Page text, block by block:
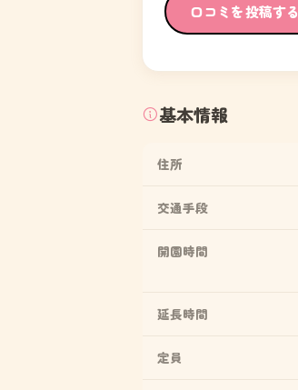
口コミを投稿する
基本情報
住所
交通手段
開園時間
延長時間
定員